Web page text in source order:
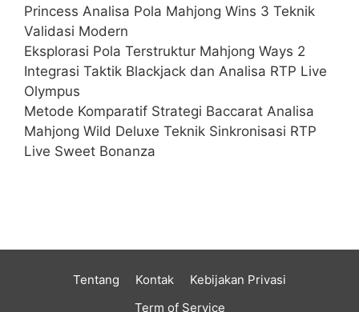
Princess Analisa Pola Mahjong Wins 3 Teknik
Validasi Modern
Eksplorasi Pola Terstruktur Mahjong Ways 2
Integrasi Taktik Blackjack dan Analisa RTP Live
Olympus
Metode Komparatif Strategi Baccarat Analisa
Mahjong Wild Deluxe Teknik Sinkronisasi RTP
Live Sweet Bonanza
Tentang Kontak
Kebijakan Privasi
Term of Service